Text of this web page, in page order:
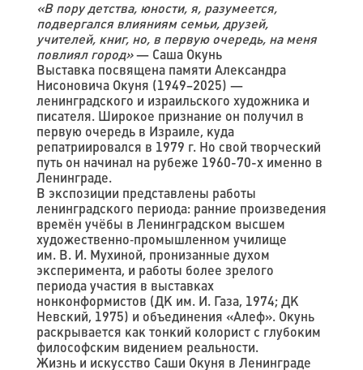
«В пору детства, юности, я, разумеется,
подвергался влияниям семьи, друзей,
учителей, книг, но, в первую очередь, на меня
повлиял город»— Саша Окунь
Выставка посвящена памяти Александра
Нисоновича Окуня (1949–2025) —
ленинградского и израильского художника и
писателя. Широкое признание он получил в
первую очередь в Израиле, куда
репатриировался в 1979 г. Но свой творческий
путь он начинал на рубеже 1960-70-х именно в
Ленинграде.
В экспозиции представлены работы
ленинградского периода: ранние произведения
времён учёбы в Ленинградском высшем
художественно‑промышленном училище
им. В. И. Мухиной, пронизанные духом
эксперимента, и работы более зрелого
периода участия в выставках
нонконформистов (ДК им. И. Газа, 1974; ДК
Невский, 1975) и объединения «Алеф». Окунь
раскрывается как тонкий колорист с глубоким
философским видением реальности.
Жизнь и искусство Саши Окуня в Ленинграде